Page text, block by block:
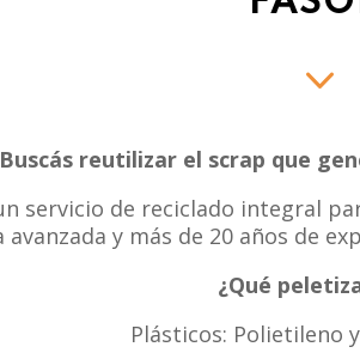
3
reutilizar el scrap que
servicio de reciclado integral
y más de 20 años de
¿Qué
Plásticos: Polietileno